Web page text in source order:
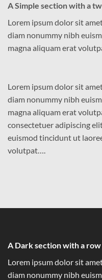
A Simple section with a
Lorem ipsum dolor sit
diam nonummy nibh
magna aliquam erat
Lorem ipsum dolor sit
diam nonummy nibh
magna aliquam erat
consectetuer adipiscing
euismod tincidunt ut
volutpat….
A Dark section with a row
Lorem ipsum dolor sit
diam nonummy nibh